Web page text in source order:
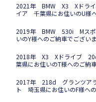
2021年 BMW X3 Xドラ
イア 千葉県にお住いのU様
2019年 BMW 530i Mスポ
いのY様へのご納車でございま
2018年 X3 Xドライブ
葉県にお住いのT様へのご納
2017年 218d グランツア
ト 埼玉県にお住いのF様への